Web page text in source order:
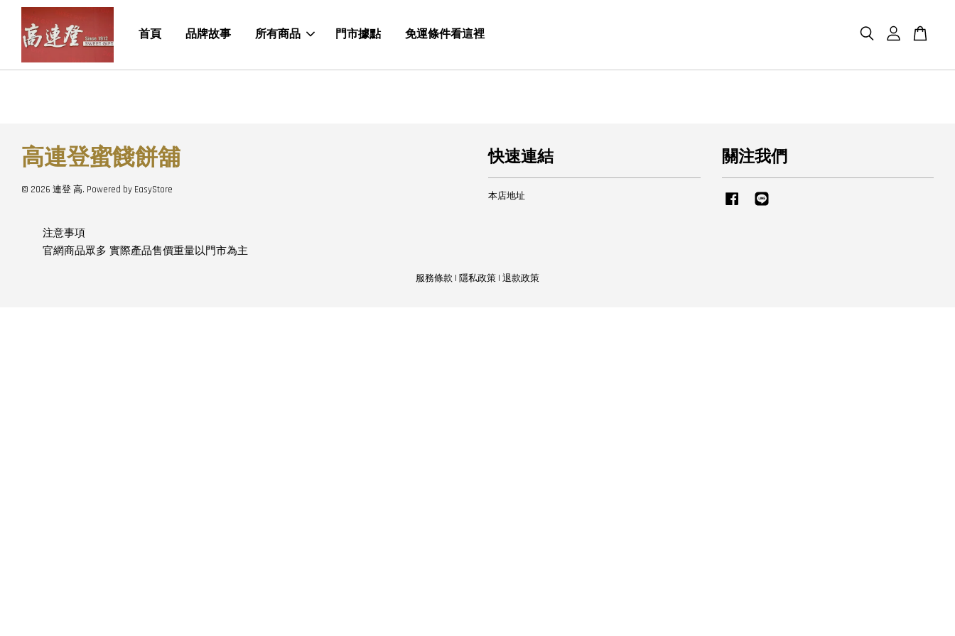
首頁 品牌故事 所有商品 門市據點 免運條件看這裡
高連登蜜餞餅舖
© 2026 連登 高. Powered by EasyStore
快速連結
本店地址
關注我們
Facebook
注意事項
官網商品眾多 實際產品售價重量以門市為主
服務條款 | 隱私政策 | 退款政策